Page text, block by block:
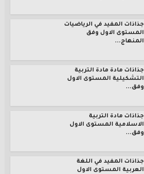
جذاذات المفيد في الرياضيات
المستوى الاول وفق
المنهاج...
جذاذات مادة مادة التربية
التشكيلية المستوى الاول
وفق...
جذاذات مادة التربية
الاسلامية المستوى الاول
وفق...
جذاذات المفيد في اللغة
العربية المستوى الاول